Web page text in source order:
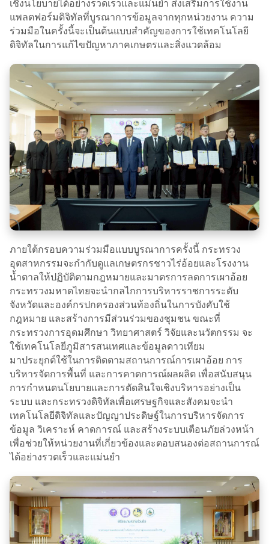
เชิงนโยบายได้อย่างรวดเร็วและแม่นยำ ส่งเสริมการใช้งาน
แพลตฟอร์มดิจิทัลที่บูรณาการข้อมูลจากทุกหน่วยงาน ความ
ร่วมมือในครั้งนี้จะเป็นต้นแบบสำคัญของการใช้เทคโนโลยี
ดิจิทัลในการแก้ไขปัญหาภาคเกษตรและสิ่งแวดล้อม
ภายใต้กรอบความร่วมมือแบบบูรณาการครั้งนี้ กระทรวง
อุตสาหกรรมจะกำกับดูแลเกษตรกรชาวไร่อ้อยและโรงงาน
น้ำตาลให้ปฏิบัติตามกฎหมายและมาตรการลดการเผาอ้อย
กระทรวงมหาดไทยจะนำกลไกการบริหารราชการระดับ
จังหวัดและองค์กรปกครองส่วนท้องถิ่นในการบังคับใช้
กฎหมาย และสร้างการมีส่วนร่วมของชุมชน ขณะที่
กระทรวงการอุดมศึกษา วิทยาศาสตร์ วิจัยและนวัตกรรม จะ
ใช้เทคโนโลยีภูมิสารสนเทศและข้อมูลดาวเทียม
มาประยุกต์ใช้ในการติดตามสถานการณ์การเผาอ้อย การ
บริหารจัดการพื้นที่ และการคาดการณ์ผลผลิต เพื่อสนับสนุน
การกำหนดนโยบายและการตัดสินใจเชิงบริหารอย่างเป็น
ระบบ และกระทรวงดิจิทัลเพื่อเศรษฐกิจและสังคมจะนำ
เทคโนโลยีดิจิทัลและปัญญาประดิษฐ์ในการบริหารจัดการ
ข้อมูล วิเคราะห์ คาดการณ์ และสร้างระบบเตือนภัยล่วงหน้า
เพื่อช่วยให้หน่วยงานที่เกี่ยวข้องและตอบสนองต่อสถานการณ์
ได้อย่างรวดเร็วและแม่นยำ